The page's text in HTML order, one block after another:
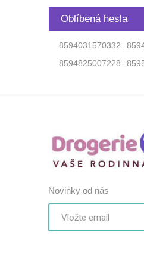
Oblíbená hesla
8594031570332
8594825007228
Novinky od nás